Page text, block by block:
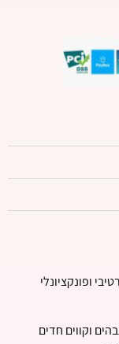
ופונקציונלי
וקווים חדים